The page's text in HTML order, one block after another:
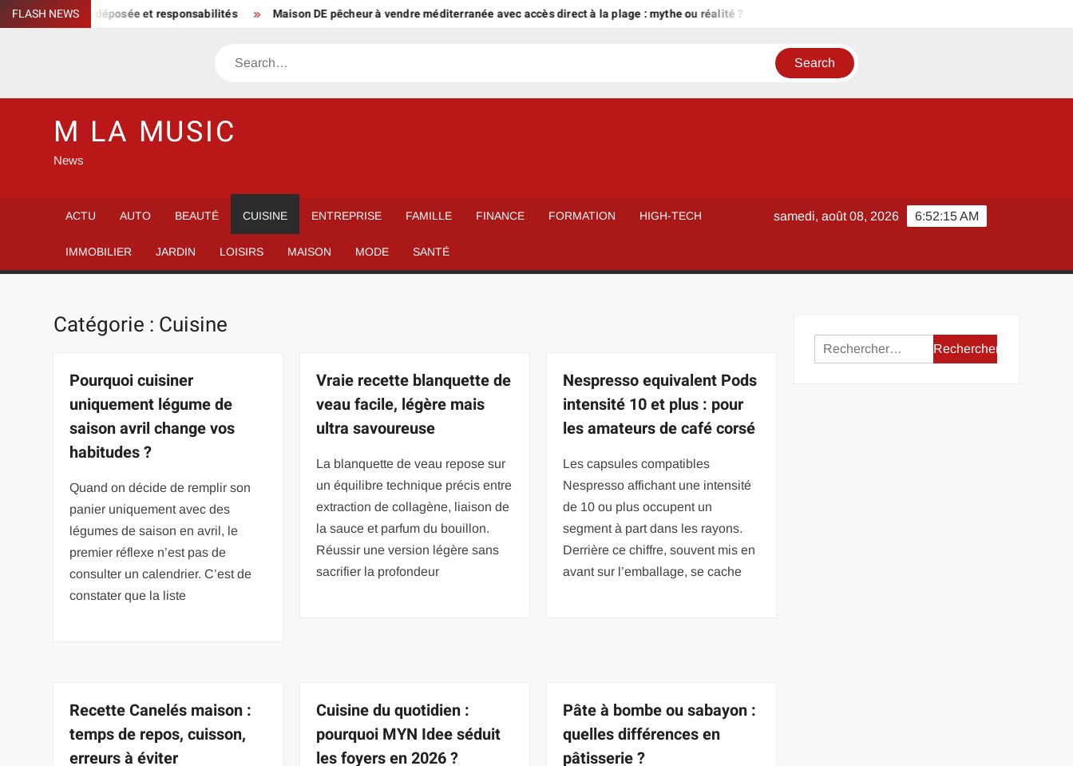
Skip
to
FLASH NEWS
jamais déposée et responsabilités Maison DE pêcheur à vendre méditerranée avec accès direct à la plage : mythe ou réalité ? Radiateur fonte occasion Prix et style ancien : comment allier
Search
M LA MUSIC
News
ACTU AUTO BEAUTÉ CUISINE ENTREPRISE FAMILLE FINANCE FORMATION HIGH-TECH
IMMOBILIER JARDIN LOISIRS MAISON MODE SANTÉ
6:52:15 AM
samedi, août 08, 2026
Catégorie : Cuisine
Pourquoi cuisiner
uniquement légume de
saison avril change vos
habitudes ?
Quand on décide de remplir son
panier uniquement avec des
légumes de saison en avril, le
premier réflexe n’est pas de
consulter un calendrier. C’est de
constater que la liste
Vraie recette blanquette de
veau facile, légère mais
ultra savoureuse
La blanquette de veau repose sur
un équilibre technique précis entre
extraction de collagène, liaison de
la sauce et parfum du bouillon.
Réussir une version légère sans
sacrifier la profondeur
Nespresso equivalent Pods
intensité 10 et plus : pour
les amateurs de café corsé
Les capsules compatibles
Nespresso affichant une intensité
de 10 ou plus occupent un
segment à part dans les rayons.
Derrière ce chiffre, souvent mis en
avant sur l’emballage, se cache
Recette Canelés maison :
temps de repos, cuisson,
erreurs à éviter
Cuisine du quotidien :
pourquoi MYN Idee séduit
les foyers en 2026 ?
Pâte à bombe ou sabayon :
quelles différences en
pâtisserie ?
Rechercher :